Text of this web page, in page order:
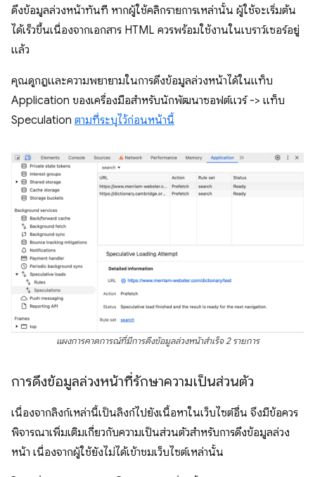
ดึงข้อมูลล่วงหน้าทันที หากผู้ใช้คลิกรายการเหล่านั้น ผู้ใช้จะเริ่มต้น
ได้เร็วขึ้นเนื่องจากเอกสาร HTML ควรพร้อมใช้งานในเบราว์เซอร์อยู่
แล้ว
คุณดูกฎและความพยายามในการดึงข้อมูลล่วงหน้าได้ในแท็บ
Application ของเครื่องมือสำหรับนักพัฒนาซอฟต์แวร์ -> แท็บ
Speculation ตามที่ระบุไว้ก่อนหน้านี้
แผงการคาดการณ์ที่มีการดึงข้อมูลล่วงหน้าสำเร็จ 2 รายการ
การดึงข้อมูลล่วงหน้าที่รักษาความเป็นส่วนตัว
เนื่องจากลิงก์เหล่านี้เป็นลิงก์ไปยังเนื้อหาในเว็บไซต์อื่น จึงมีข้อควร
พิจารณาเพิ่มเติมเกี่ยวกับความเป็นส่วนตัวสำหรับการดึงข้อมูลล่วง
หน้า เนื่องจากผู้ใช้ยังไม่ได้เข้าชมเว็บไซต์เหล่านั้น